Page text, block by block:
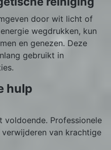
door wit licht of
wegdrukken, kun
en genezen. Deze
gebruikt in
hulp
voldoende. Professionele
van krachtige